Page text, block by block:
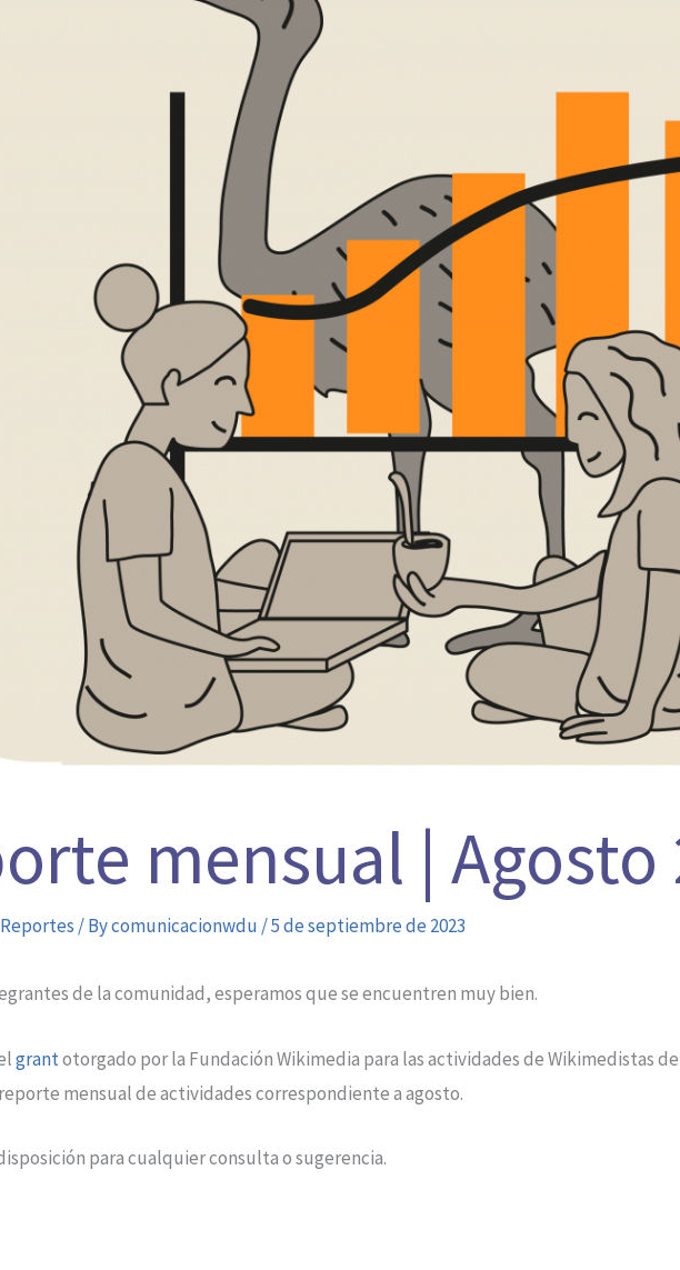
mensual | Agosto
Reportes / Bycomunicacionwdu /5 de septiembre de 2023
de la comunidad, esperamos que se encuentren muy bien.
grantotorgado por la Fundación Wikimedia para las actividades de Wikimedistas
mensual de actividades correspondiente a agosto.
para cualquier consulta o sugerencia.